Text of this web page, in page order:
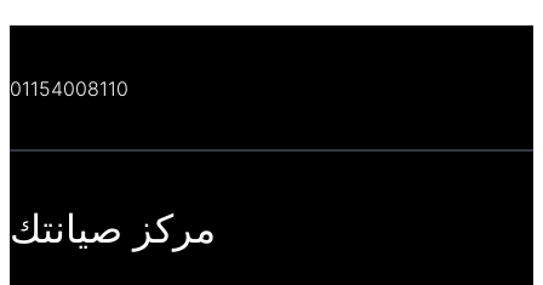
01154008110
مركز صيانتك